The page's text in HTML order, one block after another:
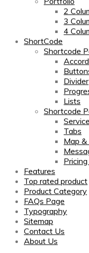
2
3
4
ShortCode
Shortcode
Divider
Lists
Shortcode
Tabs
Map
Features
Top rated product
Product Category
FAQs Page
Typography
Sitemap
Contact Us
About Us